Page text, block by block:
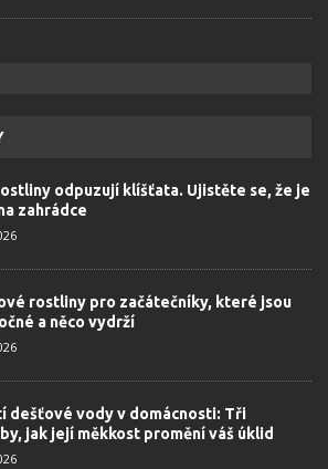
odpuzují klíšťata. Ujistěte se, že je
zahrádce
rostliny pro začátečníky, které jsou
a něco vydrží
dešťové vody v domácnosti: Tři
jak její měkkost promění váš úklid